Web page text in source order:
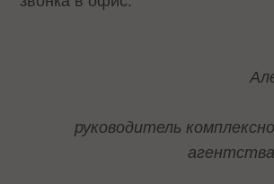
руководитель
агентства